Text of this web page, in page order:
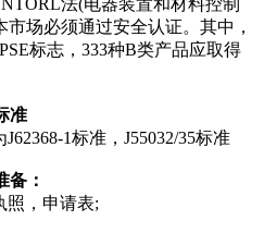
场必须通过安全认证。其中，
标志，333种B类产品应取得
准
1标准，J55032/35标准
：
，申请表;